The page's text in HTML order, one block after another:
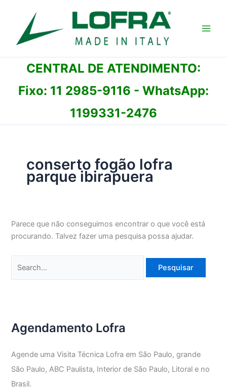
conteúdo
CENTRAL DE ATENDIMENTO:
Fixo: 11 2985-9116 - WhatsApp:
1199331-2476
conserto fogão lofra
parque ibirapuera
Parece que não conseguimos encontrar o que você está
procurando. Talvez fazer uma pesquisa possa ajudar.
por:
Agendamento Lofra
Agende uma Visita Técnica Lofra em São Paulo, grande
São Paulo, ABC Paulista, Interior de São Paulo, Litoral e no
Brasil.